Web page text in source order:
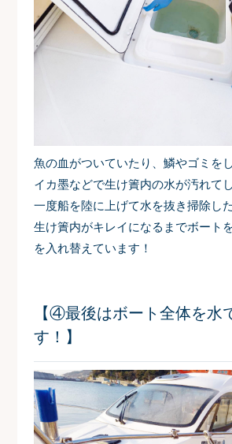
魚の血がついていたり、鱗やゴミを
イカ墨などで生け簀内の水が汚れて
一度船を陸に上げて水を抜き掃除した
生け簀内がキレイになるまでボート
を入れ替えています！
【④最後はボート全体を水
す！】